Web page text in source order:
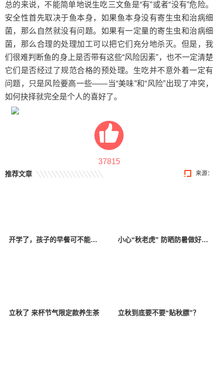
总的来说，不能简单地说生吃三文鱼是“有”或者“没有”危险。
安全性首先取决于鱼本身，如果鱼本身没有寄生虫和治病细
菌，那么自然就没有问题。如果有一定量的寄生虫和治病细
菌，那么合理的处理加工可以把它们充分地杀灭。但是，我
们很难判断鱼的身上是否带有这些“风险因素”，也不一定清楚
它们是否经过了规范合格的预处理。生吃并不意外着一定有
问题，只是风险要高一些——当“美味”和“风险”出现了冲突，
如何抉择就完全是个人的喜好了。
37815
来源：
推荐文章
开学了，孩子的早餐可不能少了这几样！ 小心“秋老虎” 防晒防暑做好这几点
立秋了 来杯节气限定款养生茶 立秋到底要不要“贴秋膘”？